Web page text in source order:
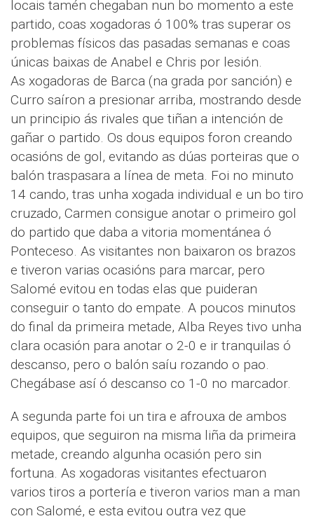
locais tamén chegaban nun bo momento a este
partido, coas xogadoras ó 100% tras superar os
problemas físicos das pasadas semanas e coas
únicas baixas de Anabel e Chris por lesión.
As xogadoras de Barca (na grada por sanción) e
Curro saíron a presionar arriba, mostrando desde
un principio ás rivales que tiñan a intención de
gañar o partido. Os dous equipos foron creando
ocasións de gol, evitando as dúas porteiras que o
balón traspasara a línea de meta. Foi no minuto
14 cando, tras unha xogada individual e un bo tiro
cruzado, Carmen consigue anotar o primeiro gol
do partido que daba a vitoria momentánea ó
Ponteceso. As visitantes non baixaron os brazos
e tiveron varias ocasións para marcar, pero
Salomé evitou en todas elas que puideran
conseguir o tanto do empate. A poucos minutos
do final da primeira metade, Alba Reyes tivo unha
clara ocasión para anotar o 2-0 e ir tranquilas ó
descanso, pero o balón saíu rozando o pao.
Chegábase así ó descanso co 1-0 no marcador.
A segunda parte foi un tira e afrouxa de ambos
equipos, que seguiron na misma liña da primeira
metade, creando algunha ocasión pero sin
fortuna. As xogadoras visitantes efectuaron
varios tiros a portería e tiveron varios man a man
con Salomé, e esta evitou outra vez que